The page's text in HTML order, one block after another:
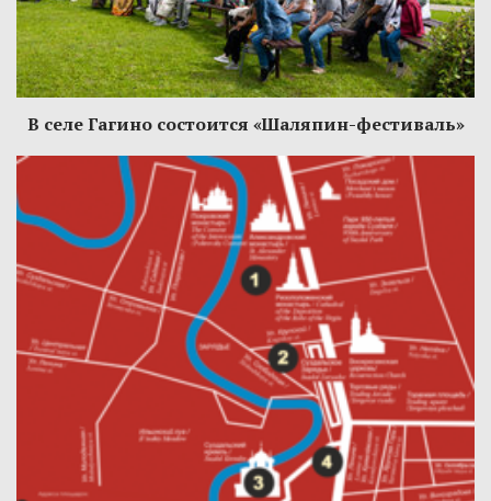
В селе Гагино состоится «Шаляпин-фестиваль»